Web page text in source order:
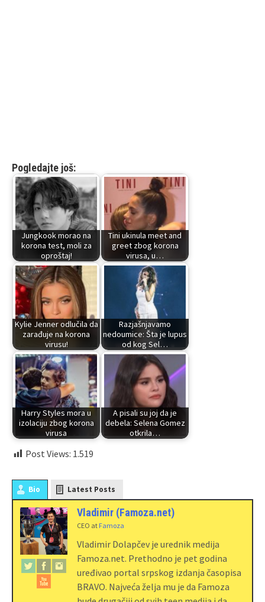
Pogledajte još:
Jungkook morao na
korona test, moli za
oproštaj!
Tini ukinula meet and
greet zbog korona
virusa, u…
Kylie Jenner odlučila da
zarađuje na korona
virusu!
Razjašnjavamo
nedoumice: Šta je lupus
od kog Sel…
Harry Styles mora u
izolaciju zbog korona
virusa
A pisali su joj da je
debela: Selena Gomez
otkrila…
Post Views: 1.519
Bio Latest Posts
Vladimir (Famoza.net)
CEO at Famoza
Vladimir Dolapčev je urednik medija
Famoza.net. Prethodno je pet godina
uređivao portal srpskog izdanja časopisa
BRAVO. Najveća želja mu je da Famoza